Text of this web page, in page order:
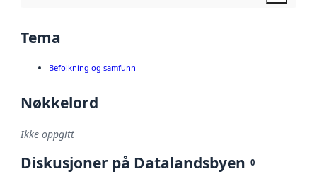
Tema
Befolkning og samfunn
Nøkkelord
Ikke oppgitt
Diskusjoner på Datalandsbyen 0